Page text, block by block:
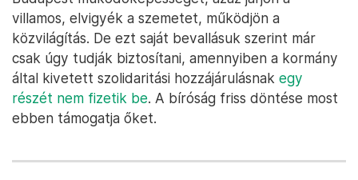
villamos, elvigyék a szemetet, működjön a
közvilágítás. De ezt saját bevallásuk szerint már
csak úgy tudják biztosítani, amennyiben a kormány
által kivetett szolidaritási hozzájárulásnak egy
részét nem fizetik be. A bíróság friss döntése most
ebben támogatja őket.